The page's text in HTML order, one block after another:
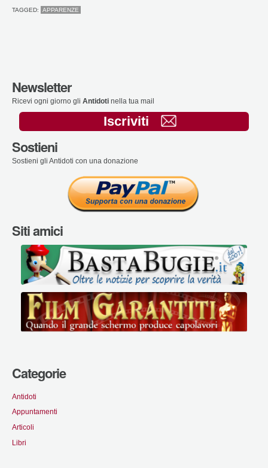
TAGGED: APPARENZE
Newsletter
Ricevi ogni giorno gli Antidoti nella tua mail
Iscriviti
Sostieni
Sostieni gli Antidoti con una donazione
Siti amici
Categorie
Antidoti
Appuntamenti
Articoli
Libri